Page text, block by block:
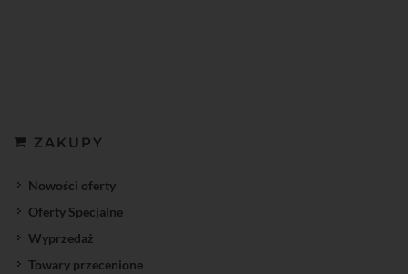
ZAKUPY
Nowości oferty
Oferty Specjalne
Wyprzedaż
Towary przecenione